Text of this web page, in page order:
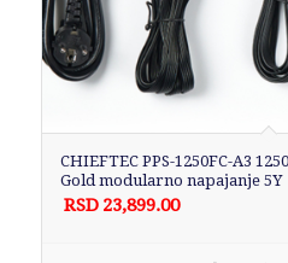
CHIEFTEC PPS-1250FC-A3
Gold modularno napajanje 5Y
RSD 23,899.00